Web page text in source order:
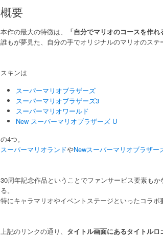
概要
本作の最大の特徴は、 「自分でマリオのコースを作れ
誰もが夢見た、自分の手でオリジナルのマリオのステ
スキンは
スーパーマリオブラザーズ
スーパーマリオブラザーズ3
スーパーマリオワールド
New スーパーマリオブラザーズ U
の4つ。
スーパーマリオランドやNewスーパーマリオブラザー
30周年記念作品ということでファンサービス要素も
る。
特にキャラマリオやイベントステージといったコラボ
上記のリンクの通り、 タイトル画面にあるタイトルロ